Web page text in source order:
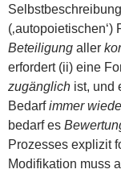
Beteiligung aller
erfordert (ii) eine
zugänglich ist, und
Bedarfimmer
bedarf es
Prozesses explizit
Modifikation muss